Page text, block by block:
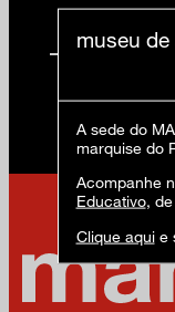
museu
A sede do
marquise do
Acompanhe
Educativo, de
Clique aquie